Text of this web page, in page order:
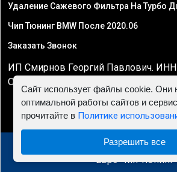
Удаление Сажевого Фильтра На Турбо
Чип Тюнинг BMW После 2020.06
Заказать Звонок
ИП Смирнов Георгий Павлович. ИНН
ОГРНИП 324470400032610
© 2010 - 2026 Чип тюнинг в
"Евро Чип Тюнинг"
Сайт использует файлы cookie. Они
оптимальной работы сайтов и
прочитайте в Политике
Разрешить все